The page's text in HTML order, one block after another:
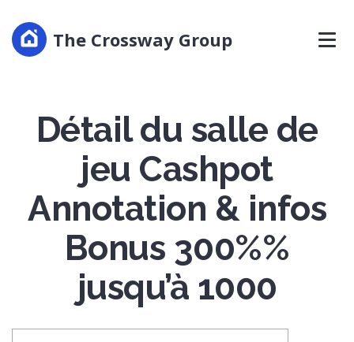
The Crossway Group
Détail du salle de
jeu Cashpot
Annotation & infos
Bonus 300%%
jusqu’à 1000